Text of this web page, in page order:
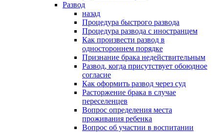
Развод
назад
Процедура быстрого развода
Процедура развода с иностранцем
Как произвести развод в
одностороннем порядке
Признание брака недействительным
Развод, когда присутствует обоюдное
согласие
Как оформить развод через суд
Расторжение брака в случае
переселенцев
Вопрос определения места
проживания ребенка
Вопрос об участии в воспитании